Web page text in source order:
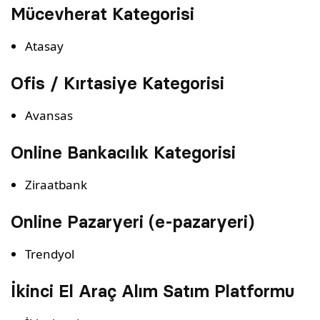
Mücevherat Kategorisi
Atasay
Ofis / Kırtasiye Kategorisi
Avansas
Online Bankacılık Kategorisi
Ziraatbank
Online Pazaryeri (e-pazaryeri)
Trendyol
İkinci El Araç Alım Satım Platformu